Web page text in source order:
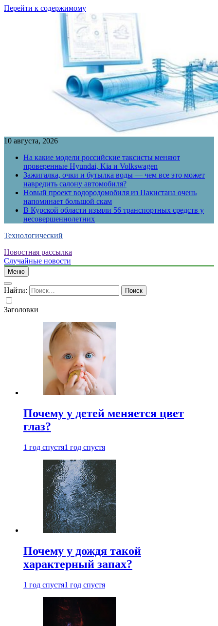
Перейти к содержимому
10 августа, 2026
На какие модели российские таксисты меняют
проверенные Hyundai, Kia и Volkswagen
Зажигалка, очки и бутылка воды — чем все это может
навредить салону автомобиля?
Новый проект водородомобиля из Пакистана очень
напоминает большой скам
В Курской области изъяли 56 транспортных средств у
несовершеннолетних
Технологический
Новостная рассылка
Случайные новости
Меню
Найти:
Заголовки
Почему у детей меняется цвет
глаз?
1 год спустя1 год спустя
Почему у дождя такой
характерный запах?
1 год спустя1 год спустя